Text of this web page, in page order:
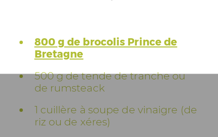
800 g de brocolis Prince de
Bretagne
500 g de tende de tranche ou
de rumsteack
1 cuillère à soupe de vinaigre (de
riz ou de xéres)